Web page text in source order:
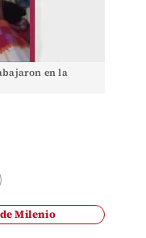
en la
Milenio